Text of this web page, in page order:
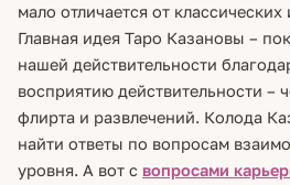
мало отличается от
Главная идея Таро Казановы –
нашей действительности
восприятию действительности –
флирта и развлечений. Колода
найти ответы по вопросам
уровня. А вот с вопросами